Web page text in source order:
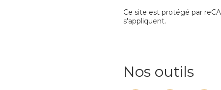
Ce site est protégé par
s'appliquent.
Nos outils